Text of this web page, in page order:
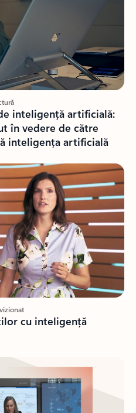
inteligență artificială:
în vedere de către
inteligența artificială
cu inteligență